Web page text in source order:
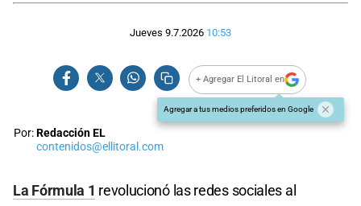
Jueves 9.7.2026 10:53
+ Agregar El Litoral en
Agregar a tus medios preferidos en Google
Por:Redacción EL
contenidos@ellitoral.com
La Fórmula 1 revolucionó las redes sociales al